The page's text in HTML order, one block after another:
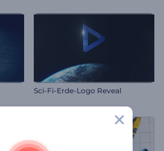
Sci-Fi-Erde-Logo Reveal